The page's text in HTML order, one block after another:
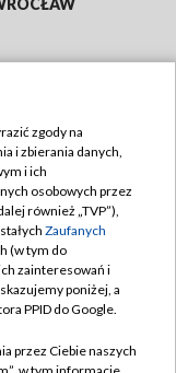
zgody na
i zbierania danych,
i ich
osobowych przez
również „TVP”),
Zaufanych
(w tym do
zainteresowań i
poniżej, a
PPID do Google.
przez Ciebie naszych